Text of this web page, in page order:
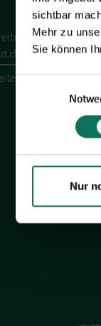
sichtbar
Mehr zu
Sie können
Nur
Sie uns eine